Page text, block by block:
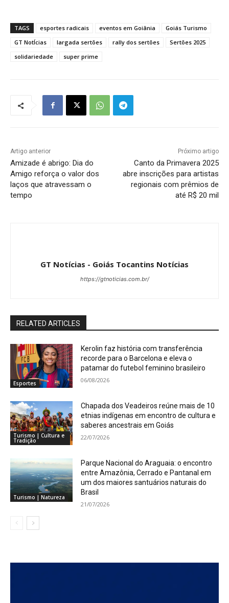
TAGS esportes radicais eventos em Goiânia
Goiás Turismo
GT NotÍcias
largada sertões rally dos sertões
Sertões 2025
solidariedade
super prime
Artigo anterior
Amizade é abrigo: Dia do
Amigo reforça o valor dos
laços que atravessam o
tempo
Próximo artigo
Canto da Primavera 2025
abre inscrições para artistas
regionais com prêmios de
até R$ 20 mil
GT Notícias - Goiás Tocantins Notícias
https://gtnoticias.com.br/
RELATED ARTICLES
Esportes
Kerolin faz história com transferência
recorde para o Barcelona e eleva o
patamar do futebol feminino brasileiro
06/08/2026
Turismo | Cultura e
Tradição
Chapada dos Veadeiros reúne mais de 10
etnias indígenas em encontro de cultura e
saberes ancestrais em Goiás
22/07/2026
Turismo | Natureza
Parque Nacional do Araguaia: o encontro
entre Amazônia, Cerrado e Pantanal em
um dos maiores santuários naturais do
Brasil
21/07/2026